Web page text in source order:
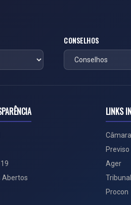
CONSELHOS
Abertos
LINKS
Previso
Ager
Procon